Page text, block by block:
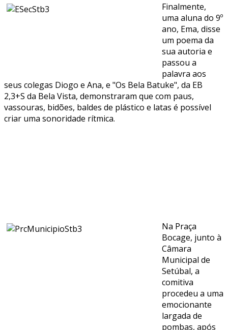
Finalmente,
uma aluna do 9º
ano, Ema, disse
um poema da
sua autoria e
passou a
palavra aos
seus colegas Diogo e Ana, e "Os Bela Batuke", da EB
2,3+S da Bela Vista, demonstraram que com paus,
vassouras, bidões, baldes de plástico e latas é possível
criar uma sonoridade rítmica.
Na Praça
Bocage, junto à
Câmara
Municipal de
Setúbal, a
comitiva
procedeu a uma
emocionante
largada de
pombas, após